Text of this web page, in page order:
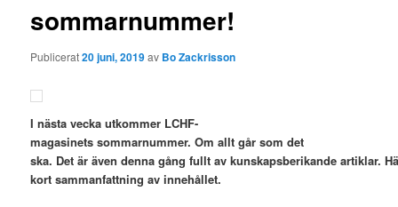
sommarnummer!
Publicerat20 juni, 2019av Bo Zackrisson
I nästa vecka utkommer LCHF-
magasinets sommarnummer. Om allt går som det
ska. Det är även denna gång fullt av kunskapsberikande artiklar.
kort sammanfattning av innehållet.